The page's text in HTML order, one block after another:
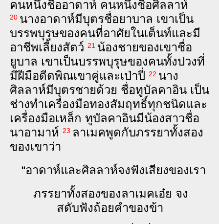
คน​หนึ่ง​ชื่อ​อา‌ดาห์ คน​หนึ่ง​ชื่อ​ศิล‌ลาห์
20 นาง​อา‌ดาห์​มี​บุตร​ชื่อ​ยา‌บาล เขา​เป็น​
บรรพ‌บุรุษ​ของ​คน​ที่​อาศัย​ใน​เต็นท์​และ​มี​
อาชีพ​เลี้ยง​สัตว์ 21 น้อง‍ชาย​ของ​เขา​ชื่อ​
ยู‌บาล เขา​เป็น​บรรพ‌บุรุษ​ของ​คน​ทั้ง‍ปวง​ที่​
มี​ฝี‍มือ​ดีด​พิณ‍เขา‍คู่​และ​เป่า​ปี่ 22 นาง​
ศิล‌ลาห์​มี​บุตร‍ชาย​ด้วย ชื่อ​ทู‌บัล‍คา‌อิน เป็น​
ช่าง​ทำ​เครื่อง‍มือ​ทอง‍สัม‌ฤทธิ์​ทุก​ชนิด​และ​
เครื่อง‍มือ​เหล็ก ทู‌บัล‍คา‌อิน​มี​น้อง‍สาว​ชื่อ​
นา‌อา‌มาห์
23 ลา‌เมค​พูด​กับ​ภรรยา​ทั้ง‍สอง​
ของ​เขา​ว่า
“อา‌ดาห์​และ​ศิล‌ลาห์​จง​ฟัง​เสียง​ของ​เรา
ภรรยา​ทั้ง‍สอง​ของ​ลา‌เมค​เอ๋ย จง​
สดับ​ฟัง​ถ้อย‍คำ​ของ​ข้า